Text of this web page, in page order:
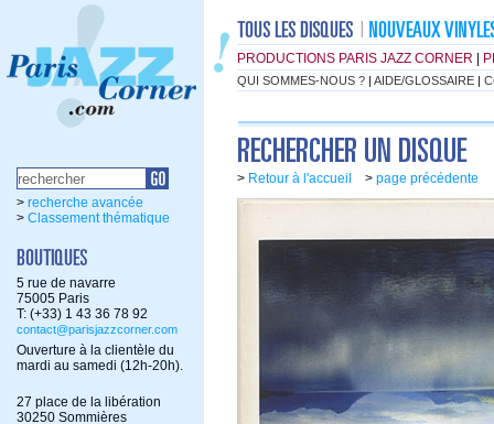
PRODUCTIONS PARIS JAZZ CORNER
QUI SOMMES-NOUS ? | AIDE/GLOSSAIRE |
> recherche avancée
> Classement thématique
5 rue de navarre
75005 Paris
T: (+33) 1 43 36 78 92
contact@parisjazzcorner.com
Ouverture à la clientèle du
mardi au samedi (12h-20h).
27 place de la libération
30250 Sommières
> Retour à l'accueil > page précédente